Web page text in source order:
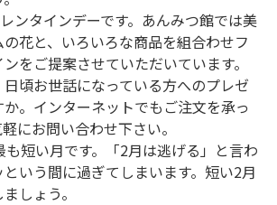
ンタインデーです。あんみつ館では美
花と、いろいろな商品を組合わせフ
をご提案させていただいています。
頃お世話になっている方へのプレゼ
。インターネットでもご注文を承っ
にお問い合わせ下さい。
短い月です。「2月は逃げる」と言わ
いう間に過ぎてしまいます。短い2月
しょう。